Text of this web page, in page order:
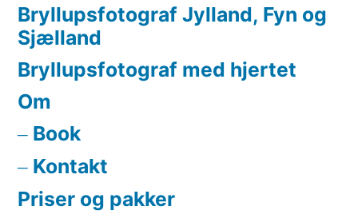
Bryllupsfotograf Jylland, Fyn og
Sjælland
Bryllupsfotograf med hjertet
Om
Book
Kontakt
Priser og pakker